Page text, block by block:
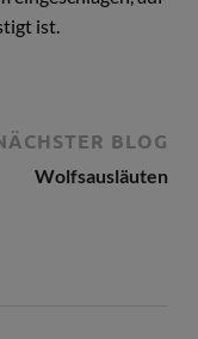
ist.
BLOG
Wolfsausläuten